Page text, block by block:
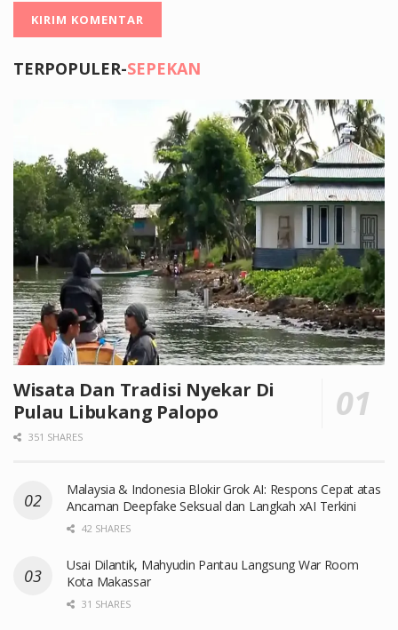
TERPOPULER-SEPEKAN
Wisata Dan Tradisi Nyekar Di
Pulau Libukang Palopo
351 SHARES
Malaysia & Indonesia Blokir Grok AI: Respons Cepat atas
Ancaman Deepfake Seksual dan Langkah xAI Terkini
42 SHARES
Usai Dilantik, Mahyudin Pantau Langsung War Room
Kota Makassar
31 SHARES